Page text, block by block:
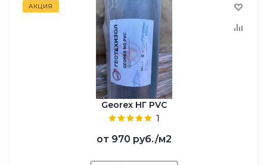
АКЦИЯ
Georex НГ PVC
1
от 970 руб./м2